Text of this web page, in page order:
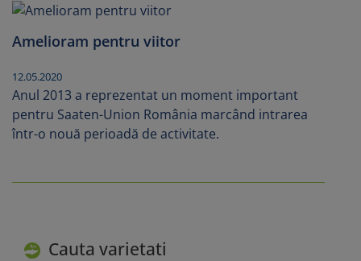
Cauta varietati
Amelioram pentru viitor
12.05.2020
Anul 2013 a reprezentat un moment important
pentru Saaten-Union România marcând intrarea
într-o nouă perioadă de activitate.